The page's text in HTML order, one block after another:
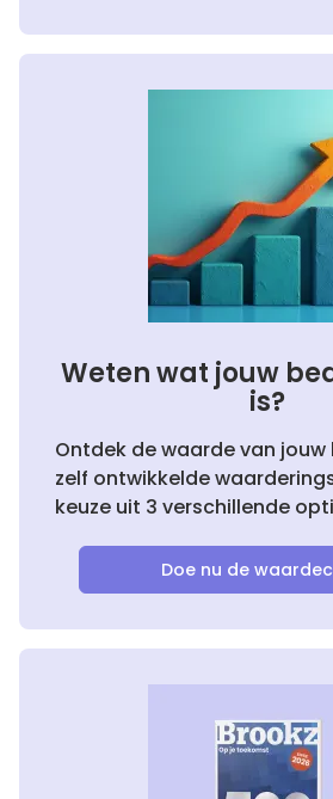
Weten wat jouw
is?
Ontdek de waarde van
zelf ontwikkelde
keuze uit 3 verschillende
Doe nu de